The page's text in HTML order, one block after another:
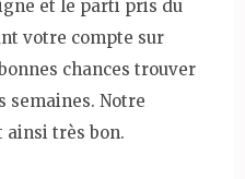
et le parti pris du
votre compte sur
chances trouver
semaines. Notre
ainsi très bon.